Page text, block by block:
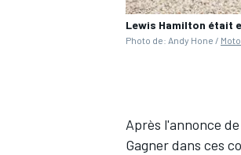
Lewis Hamilton était
Photo de: Andy Hone /
Après l'annonce
Gagner dans ces